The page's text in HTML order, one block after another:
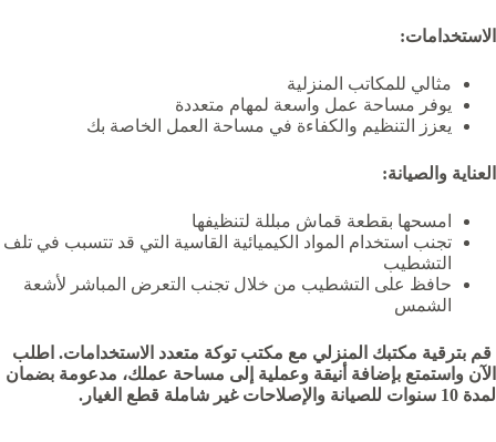
الاستخدامات:
مثالي للمكاتب المنزلية
يوفر مساحة عمل واسعة لمهام متعددة
يعزز التنظيم والكفاءة في مساحة العمل الخاصة بك
العناية والصيانة:
امسحها بقطعة قماش مبللة لتنظيفها
تجنب استخدام المواد الكيميائية القاسية التي قد تتسبب في تلف
التشطيب
حافظ على التشطيب من خلال تجنب التعرض المباشر لأشعة
الشمس
قم بترقية مكتبك المنزلي مع مكتب توكة متعدد الاستخدامات. اطلب
الآن واستمتع بإضافة أنيقة وعملية إلى مساحة عملك، مدعومة بضمان
لمدة 10 سنوات للصيانة والإصلاحات غير شاملة قطع الغيار.